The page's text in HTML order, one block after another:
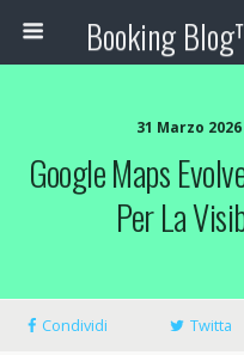
31 Marzo
Google Maps
Per La
Condividi Twitta